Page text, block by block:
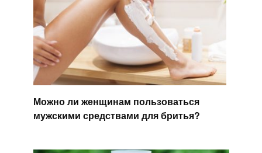
Можно ли женщинам пользоваться
мужскими средствами для бритья?